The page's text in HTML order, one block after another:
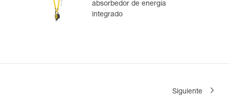
absorbedor de energía
integrado
Siguiente